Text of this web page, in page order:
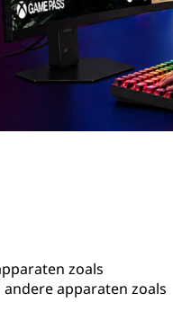
zoals
apparaten zoals